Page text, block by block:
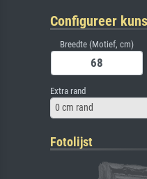
Configureer
Breedte (Motief, cm)
Extra rand
0 cm rand
Fotolijst